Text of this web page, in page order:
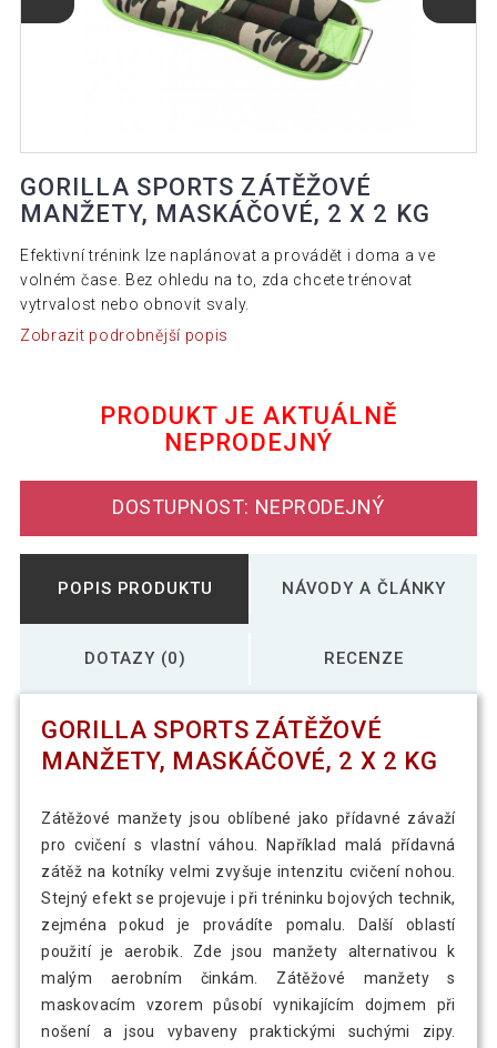
GORILLA SPORTS ZÁTĚŽOVÉ
MANŽETY, MASKÁČOVÉ, 2 X 2 KG
Efektivní trénink lze naplánovat a provádět i doma a ve
volném čase. Bez ohledu na to, zda chcete trénovat
vytrvalost nebo obnovit svaly.
Zobrazit podrobnější popis
PRODUKT JE AKTUÁLNĚ
NEPRODEJNÝ
DOSTUPNOST: NEPRODEJNÝ
POPIS PRODUKTU NÁVODY A ČLÁNKY
DOTAZY (0) RECENZE
GORILLA SPORTS ZÁTĚŽOVÉ
MANŽETY, MASKÁČOVÉ, 2 X 2 KG
Zátěžové manžety jsou oblíbené jako přídavné závaží
pro cvičení s vlastní váhou. Například malá přídavná
zátěž na kotníky velmi zvyšuje intenzitu cvičení nohou.
Stejný efekt se projevuje i při tréninku bojových technik,
zejména pokud je provádíte pomalu. Další oblastí
použití je aerobik. Zde jsou manžety alternativou k
malým aerobním činkám. Zátěžové manžety s
maskovacím vzorem působí vynikajícím dojmem při
nošení a jsou vybaveny praktickými suchými zipy.